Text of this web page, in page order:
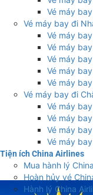
Vé máy
Vé máy bay đi
Vé máy
Vé máy
Vé máy
Vé máy
Vé máy
Vé máy bay đi
Vé máy
Vé máy
Vé máy
Vé máy
Tiện ích China Airlines
Mua hành lý
Hoàn hủy vé
Hành lý China